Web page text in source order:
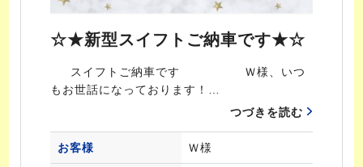
☆★新型スイフトご納車です★☆
スイフトご納車です Ｗ様、いつ
もお世話になっております！…
つづきを読む
お客様 Ｗ様